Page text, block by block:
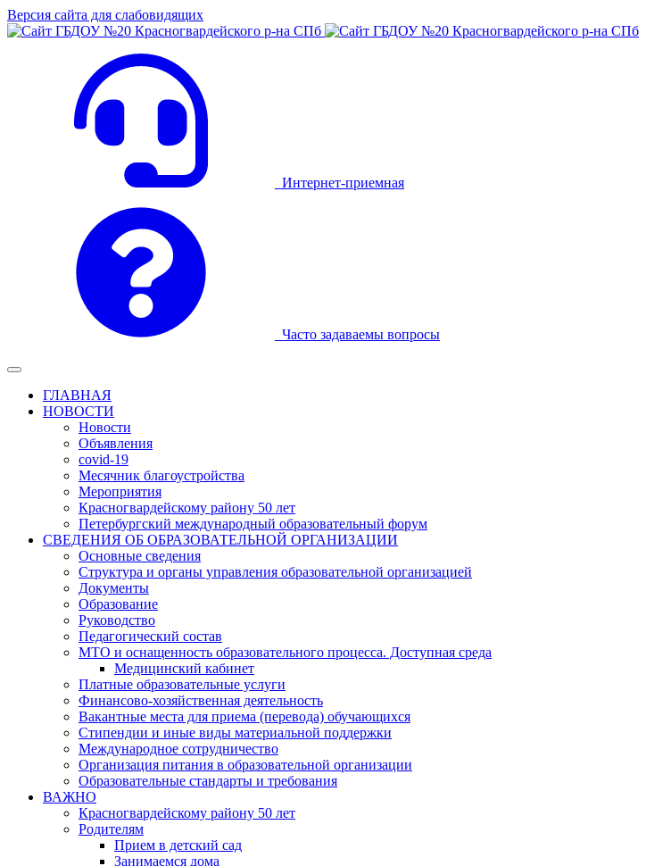
Версия сайта для слабовидящих
Интернет-приемная
Часто задаваемы вопросы
ГЛАВНАЯ
НОВОСТИ
Новости
Объявления
covid-19
Месячник благоустройства
Мероприятия
Красногвардейскому району 50 лет
Петербургский международный образовательный форум
СВЕДЕНИЯ ОБ ОБРАЗОВАТЕЛЬНОЙ ОРГАНИЗАЦИИ
Основные сведения
Структура и органы управления образовательной организацией
Документы
Образование
Руководство
Педагогический состав
МТО и оснащенность образовательного процесса. Доступная среда
Медицинский кабинет
Платные образовательные услуги
Финансово-хозяйственная деятельность
Вакантные места для приема (перевода) обучающихся
Стипендии и иные виды материальной поддержки
Международное сотрудничество
Организация питания в образовательной организации
Образовательные стандарты и требования
ВАЖНО
Красногвардейскому району 50 лет
Родителям
Прием в детский сад
Занимаемся дома